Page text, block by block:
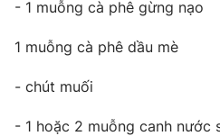
VTV Money
VTV Sức khoẻ
- 1 muỗng cà phê gừng nạo
1 muỗng cà phê dầu mè
- chút muối
- 1 hoặc 2 muỗng canh nước